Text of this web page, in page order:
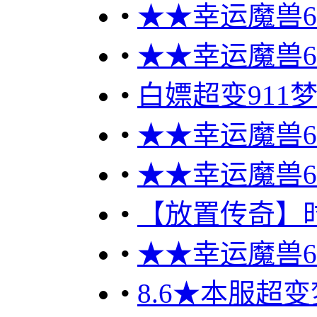
• ★★幸运魔兽
• ★★幸运魔兽
• 白嫖超变911
• ★★幸运魔兽
• ★★幸运魔兽
•
【放置传奇
• ★★幸运魔兽
• 8.6★本服超